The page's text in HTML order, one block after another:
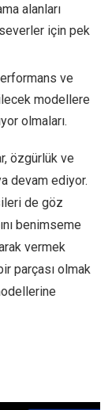
alanları
için pek
ve
modellere
olmaları.
özgürlük ve
devam ediyor.
de göz
benimseme
vermek
parçası olmak